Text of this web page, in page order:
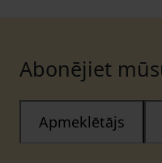
Abonējiet
Apmeklētājs